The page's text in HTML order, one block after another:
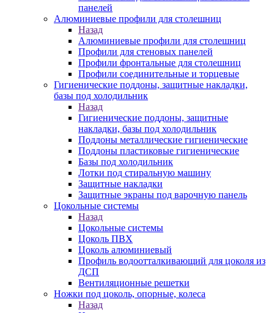
панелей
Алюминиевые профили для столешниц
Назад
Алюминиевые профили для столешниц
Профили для стеновых панелей
Профили фронтальные для столешниц
Профили соединительные и торцевые
Гигиенические поддоны, защитные накладки,
базы под холодильник
Назад
Гигиенические поддоны, защитные
накладки, базы под холодильник
Поддоны металлические гигиенические
Поддоны пластиковые гигиенические
Базы под холодильник
Лотки под стиральную машину
Защитные накладки
Защитные экраны под варочную панель
Цокольные системы
Назад
Цокольные системы
Цоколь ПВХ
Цоколь алюминиевый
Профиль водоотталкивающий для цоколя из
ДСП
Вентиляционные решетки
Ножки под цоколь, опорные, колеса
Назад